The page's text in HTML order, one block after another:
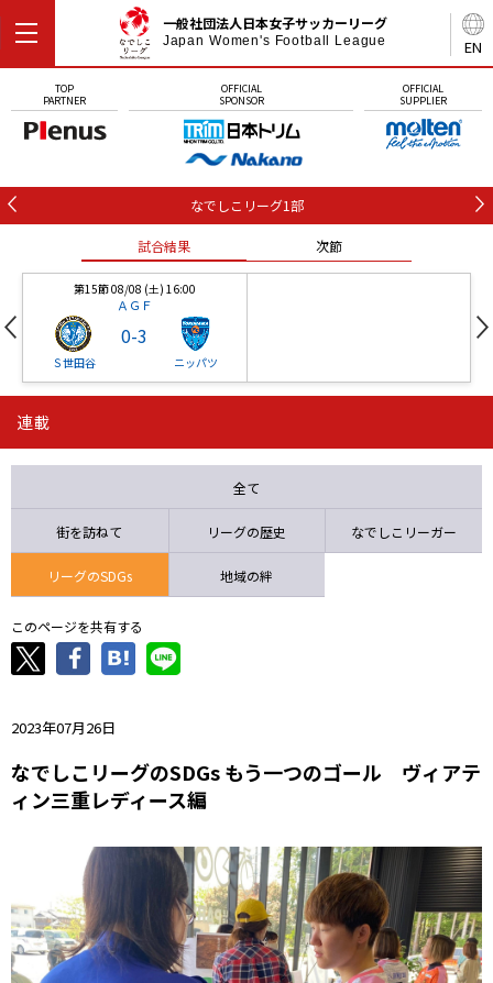
EN
一般社団法人日本女子サッカーリーグ
Japan Women's Football League
TOP
PARTNER
OFFICIAL
SPONSOR
OFFICIAL
SUPPLIER
なでしこリーグ1部
試合結果 次節
第15節 08/08 (土) 16:00
ＡＧＦ
Ｓ世田谷
0-3
ニッパツ
ニッパツ 石人の星
連載
全て
街を訪ねて リーグの歴史 なでしこリーガー
リーグのSDGs 地域の絆
このページを共有する
2023年07月26日
なでしこリーグのSDGs もう一つのゴール ヴィアテ
ィン三重レディース編